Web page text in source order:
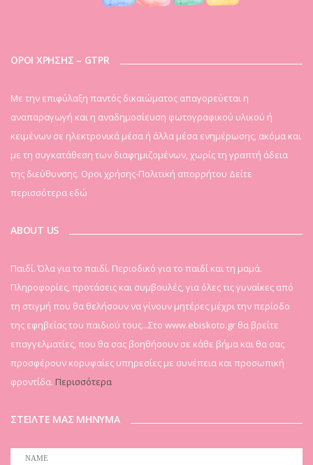
ΟΡΟΙ ΧΡΗΣΗΣ – GTPR
Mε την επιφύλαξη παντός δικαιώματος απαγορεύεται η
αναπαραγωγή και η αναδημοσίευση φωτογραφικού υλικού ή
κειμένων σε ηλεκτρονικά μέσα ή άλλα μέσα ενημέρωσης, ακόμα και
με τη συγκατάθεση των διαφημιζομένων, χωρίς τη γραπτή άδεια
της διεύθυνσης. Οροι χρήσης-Πολιτική απορρήτου Δείτε
περισσότερα εδώ
ABOUT US
Παιδί. Όλα για το παιδί. Περιοδικό για το παιδί και τη μαμά.
Πληροφορίες, προτάσεις και συμβουλές, για όλες τις γυναίκες από
τη στιγμή που θα θελήσουν να γίνουν μητέρες μέχρι την περίοδο
της εφηβείας του παιδιού τους...Στο www.ebiskoto.gr θα βρείτε
επαγγελματίες, που θα σας βοηθήσουν σε κάθε βήμα και θα σας
προσφέρουν κορυφαίες υπηρεσίες με συνέπεια και προσωπική
φροντίδα. Περισσότερα
ΣΤΕΙΛΤΕ ΜΑΣ ΜΗΝΥΜΑ